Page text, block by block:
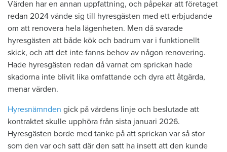
Värden har en annan uppfattning, och påpekar att företaget
redan 2024 vände sig till hyresgästen med ett erbjudande
om att renovera hela lägenheten. Men då svarade
hyresgästen att både kök och badrum var i funktionellt
skick, och att det inte fanns behov av någon renovering.
Hade hyresgästen redan då varnat om sprickan hade
skadorna inte blivit lika omfattande och dyra att åtgärda,
menar värden.
Hyresnämnden gick på värdens linje och beslutade att
kontraktet skulle upphöra från sista januari 2026.
Hyresgästen borde med tanke på att sprickan var så stor
som den var och satt där den satt ha insett att den kunde